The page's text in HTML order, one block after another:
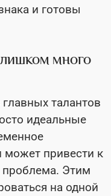
и готовы
МНОГО
талантов
идеальные
может привести к
проблема. Этим
на одной